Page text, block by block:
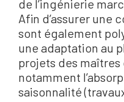
de l’ingénierie
Afin d’assurer une
sont également
une adaptation au
projets des maîtres
notamment
saisonnalité